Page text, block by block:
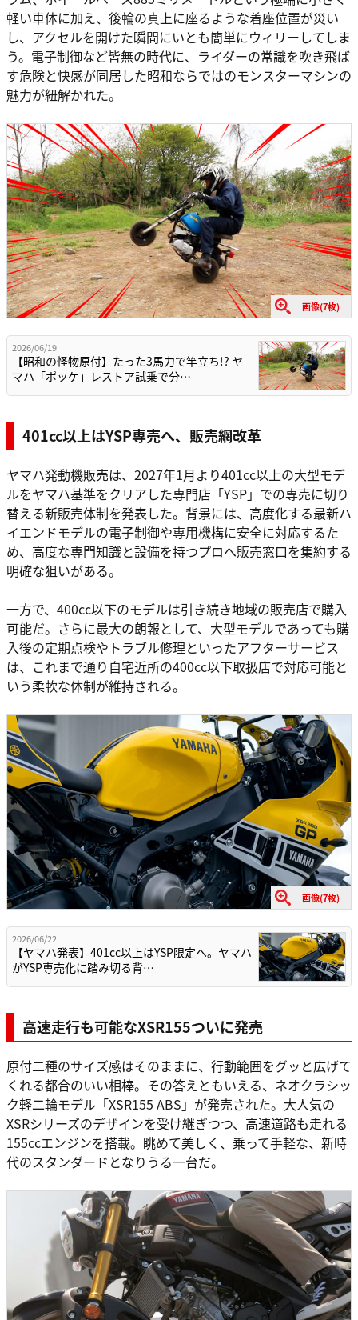
軽い車体に加え、後輪の真上に座るような着座位置が災い
し、アクセルを開けた瞬間にいとも簡単にウィリーしてしま
う。電子制御など皆無の時代に、ライダーの常識を吹き飛ば
す危険と快感が同居した昭和ならではのモンスターマシンの
魅力が紐解かれた。
画像(7枚)
2026/06/19
【昭和の怪物原付】たった3馬力で竿立ち!? ヤ
マハ「ポッケ」レストア試乗で分…
401cc以上はYSP専売へ、販売網改革
ヤマハ発動機販売は、2027年1月より401cc以上の大型モデ
ルをヤマハ基準をクリアした専門店「YSP」での専売に切り
替える新販売体制を発表した。背景には、高度化する最新ハ
イエンドモデルの電子制御や専用機構に安全に対応するた
め、高度な専門知識と設備を持つプロへ販売窓口を集約する
明確な狙いがある。
一方で、400cc以下のモデルは引き続き地域の販売店で購入
可能だ。さらに最大の朗報として、大型モデルであっても購
入後の定期点検やトラブル修理といったアフターサービス
は、これまで通り自宅近所の400cc以下取扱店で対応可能と
いう柔軟な体制が維持される。
画像(7枚)
2026/06/22
【ヤマハ発表】401cc以上はYSP限定へ。ヤマハ
がYSP専売化に踏み切る背…
高速走行も可能なXSR155ついに発売
原付二種のサイズ感はそのままに、行動範囲をグッと広げて
くれる都合のいい相棒。その答えともいえる、ネオクラシッ
ク軽二輪モデル「XSR155 ABS」が発売された。大人気の
XSRシリーズのデザインを受け継ぎつつ、高速道路も走れる
155ccエンジンを搭載。眺めて美しく、乗って手軽な、新時
代のスタンダードとなりうる一台だ。